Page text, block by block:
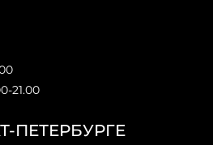
ПЕТЕРБУРГЕ
21.00